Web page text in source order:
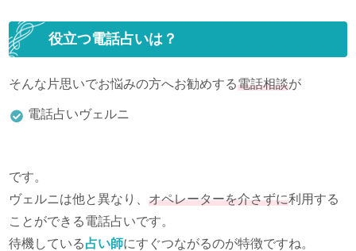
役立つ電話占いは？
そんな片思いでお悩みの方へお勧めする電話相談が
電話占いヴェルニ
です。
ヴェルニは他と異なり、 オペレーターを介さずに利用する
ことができる電話占いです。
待機している占い師にすぐつながるのが特徴ですね。